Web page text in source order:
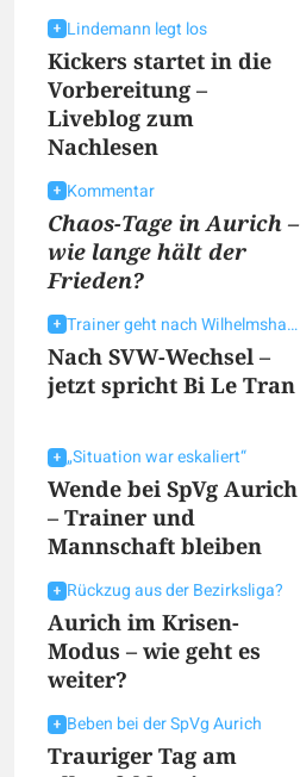
Lindemann legt los
Kickers startet in die
Vorbereitung –
Liveblog zum
Nachlesen
Kommentar
Chaos-Tage in Aurich –
wie lange hält der
Frieden?
Trainer geht nach Wilhelmshaven
Nach SVW-Wechsel –
jetzt spricht Bi Le Tran
„Situation war eskaliert“
Wende bei SpVg Aurich
– Trainer und
Mannschaft bleiben
Rückzug aus der Bezirksliga?
Aurich im Krisen-
Modus – wie geht es
weiter?
Beben bei der SpVg Aurich
Trauriger Tag am